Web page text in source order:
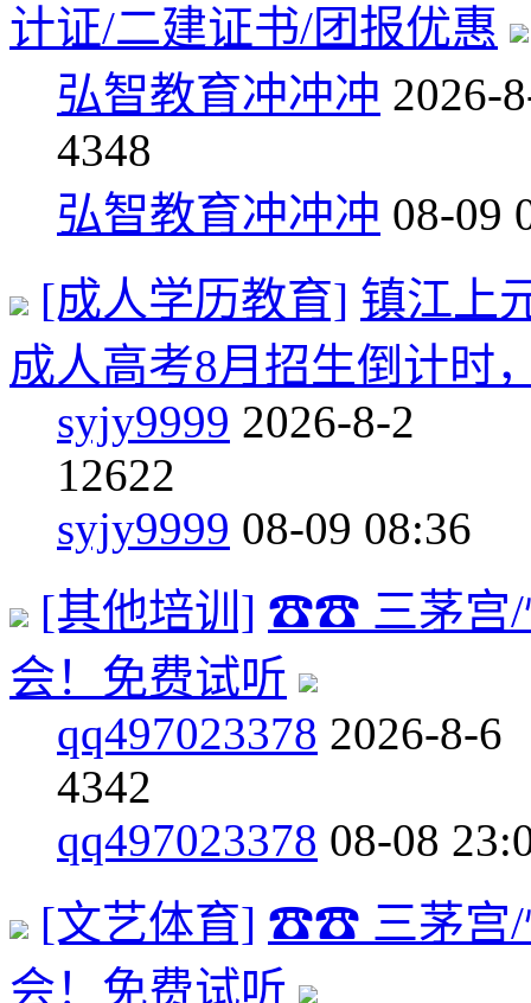
计证/二建证书/团报优惠
弘智教育冲冲冲 2026-
4348
弘智教育冲冲冲 08-09
[成人学历教育] 镇江上
成人高考8月招生倒计时
syjy9999 2026-8-2
12622
syjy9999 08-09 08:36
[其他培训] ☎☎ 三茅宫/
会！免费试听
qq497023378 2026-8-6
4342
qq497023378 08-08
[文艺体育] ☎☎ 三茅宫/
会！免费试听